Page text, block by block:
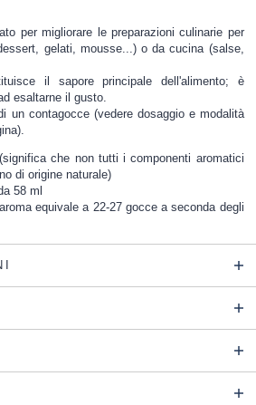
per migliorare le preparazioni culinarie per
gelati, mousse...) o da cucina (salse,
il sapore principale dell'alimento; è
esaltarne il gusto.
un contagocce (vedere dosaggio e modalità
che non tutti i componenti aromatici
di origine naturale)
58 ml
equivale a 22-27 gocce a seconda degli